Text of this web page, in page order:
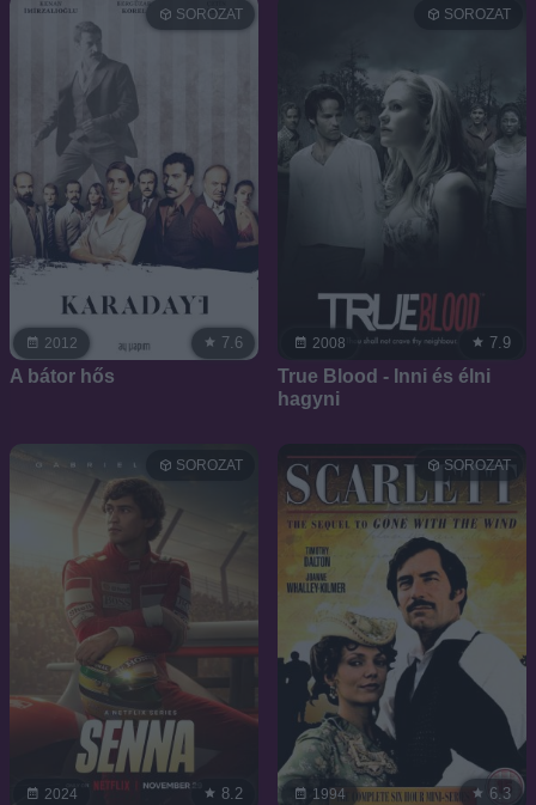
2012
SOROZAT
7.6
A bátor hős
2008
SOROZAT
7.9
True Blood - Inni és élni
hagyni
2024
SOROZAT
8.2 1994
SOROZAT
6.3